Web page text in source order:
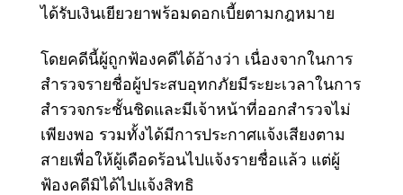
ได้รับเงินเยียวยาพร้อมดอกเบี้ยตามกฎหมาย
โดยคดีนี้ผู้ถูกฟ้องคดีได้อ้างว่า เนื่องจากในการ
สำรวจรายชื่อผู้ประสบอุทกภัยมีระยะเวลาในการ
สำรวจกระชั้นชิดและมีเจ้าหน้าที่ออกสำรวจไม่
เพียงพอ รวมทั้งได้มีการประกาศแจ้งเสียงตาม
สายเพื่อให้ผู้เดือดร้อนไปแจ้งรายชื่อแล้ว แต่ผู้
ฟ้องคดีมิได้ไปแจ้งสิทธิ